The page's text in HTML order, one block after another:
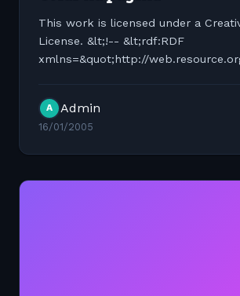
This work is licensed under a
License. &lt;!-- &lt;rdf:RDF
xmlns=&quot;http://
syntax-ns#"&gt;...
A Admin
16/01/2005